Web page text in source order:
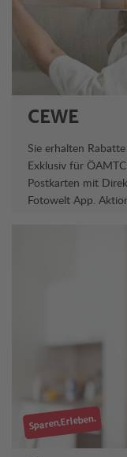
CEWE
Sie erhalten
Exklusiv für
Postkarten mit
Fotowelt App.
Sparen.Erleben.